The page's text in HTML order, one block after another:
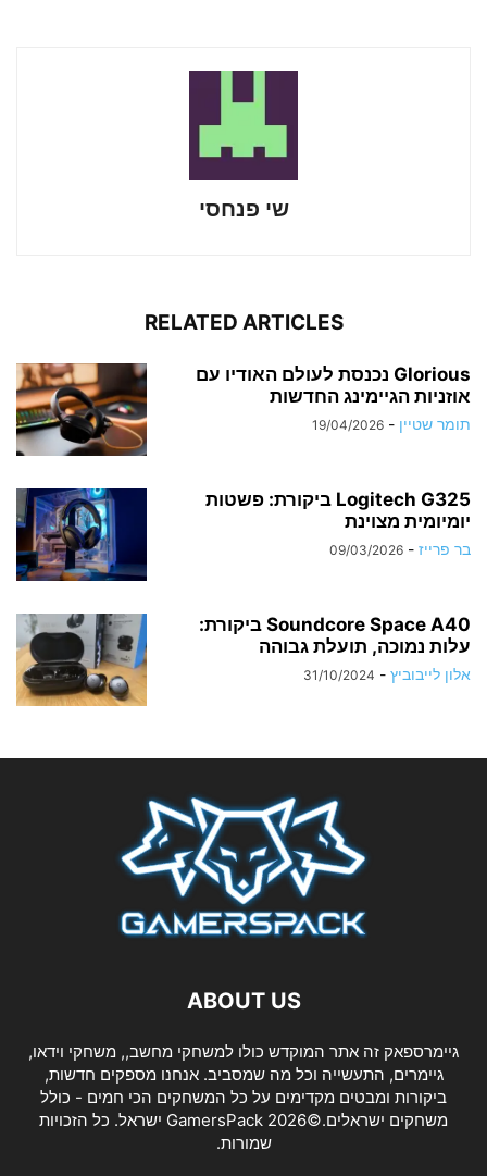
שי פנחסי
RELATED ARTICLES
Glorious נכנסת לעולם האודיו עם
אוזניות הגיימינג החדשות
תומר שטיין -
19/04/2026
Logitech G325 ביקורת: פשטות
יומיומית מצוינת
בר פרייז -
09/03/2026
Soundcore Space A40 ביקורת:
עלות נמוכה, תועלת גבוהה
אלון לייבוביץ -
31/10/2024
ABOUT US
גיימרספאק זה אתר המוקדש כולו למשחקי מחשב,, משחקי וידאו,
גיימרים, התעשייה וכל מה שמסביב. אנחנו מספקים חדשות,
ביקורות ומבטים מקדימים על כל המשחקים הכי חמים - כולל
משחקים ישראלים.©2026 GamersPack ישראל. כל הזכויות
שמורות.